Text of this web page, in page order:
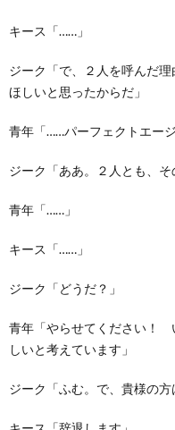
キース「……」
ジーク「で、２人を呼んだ
ほしいと思ったからだ」
青年「……パーフェクトエージ
ジーク「ああ。２人とも、そ
青年「……」
キース「……」
ジーク「どうだ？」
青年「やらせてください！
しいと考えています」
ジーク「ふむ。で、貴様の方